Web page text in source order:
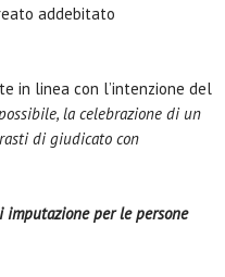
addebitato
in linea con l’intenzione del
la celebrazione di un
di giudicato con
imputazione per le persone